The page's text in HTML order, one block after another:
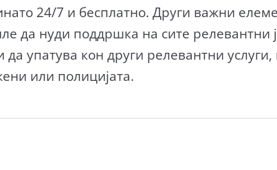
24/7 и бесплатно. Други важни
да нуди поддршка на сите релевантни
упатува кон други релевантни услуги,
или полицијата.